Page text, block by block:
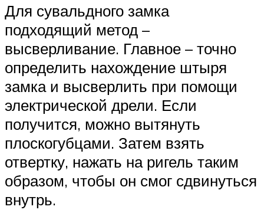
Для сувальдного замка
подходящий метод –
высверливание. Главное – точно
определить нахождение штыря
замка и высверлить при помощи
электрической дрели. Если
получится, можно вытянуть
плоскогубцами. Затем взять
отвертку, нажать на ригель таким
образом, чтобы он смог сдвинуться
внутрь.